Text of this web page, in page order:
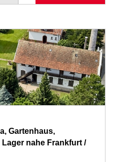
Gartenhaus,
nahe Frankfurt /